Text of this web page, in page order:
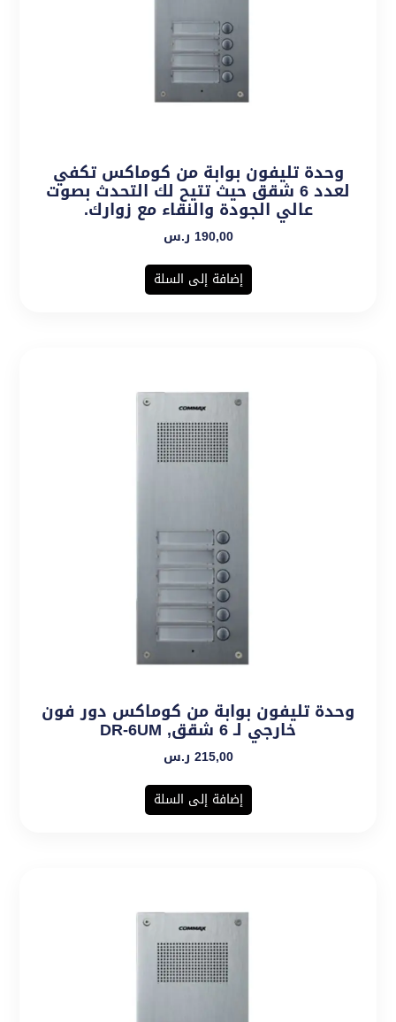
وحدة تليفون بوابة من كوماكس تكفي
لعدد 6 شقق حيث تتيح لك التحدث بصوت
عالي الجودة والنقاء مع زوارك.
190,00 ر.س
إضافة إلى السلة
وحدة تليفون بوابة من كوماكس دور فون
خارجي لـ 6 شقق, DR-6UM
215,00 ر.س
إضافة إلى السلة